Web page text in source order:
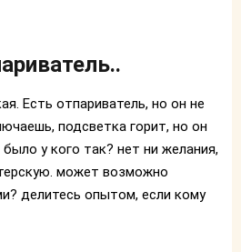
Есть отпариватель, но он не
подсветка горит, но он
у кого так? нет ни желания,
может возможно
делитесь опытом, если кому